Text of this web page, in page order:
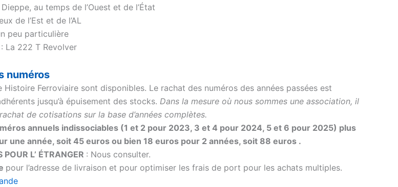
au temps de l’Ouest et de l’État
de l’Est et de l’AL
peu particulière
La 222 T Revolver
numéros
Histoire Ferroviaire sont disponibles. Le rachat des numéros des années passées est
jusqu’à épuisement des stocks. Dans la mesure où nous sommes une association, il
de cotisations sur la base d’années complètes.
annuels indissociables (1 et 2 pour 2023, 3 et 4 pour 2024, 5 et 6 pour 2025) plus
une année, soit 45 euros ou bien 18 euros pour 2 années, soit 88 euros .
POUR L’ ÉTRANGER : Nous consulter.
pour l’adresse de livraison et pour optimiser les frais de port pour les achats multiples.